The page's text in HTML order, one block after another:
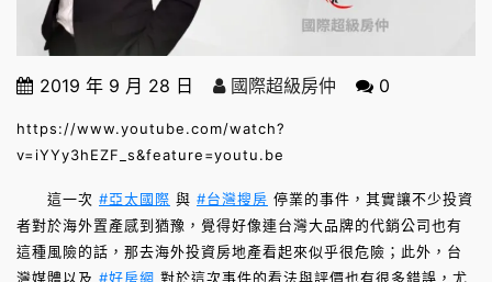
2019 年 9 月 28 日 國際超級房仲 0
https://www.youtube.com/watch?
v=iYYy3hEZF_s&feature=youtu.be
這一次 #亞太國際 與 #台灣搜房 停業的事件，其實讓不少投資
者對於海外置產感到猶豫，覺得好像連台灣大品牌的代銷公司也有
這種風險的話，那去海外投資房地產看起來似乎很危險；此外，台
灣媒體以及 #好房網 對於這次事件的看法與評價也有很多錯誤，尤